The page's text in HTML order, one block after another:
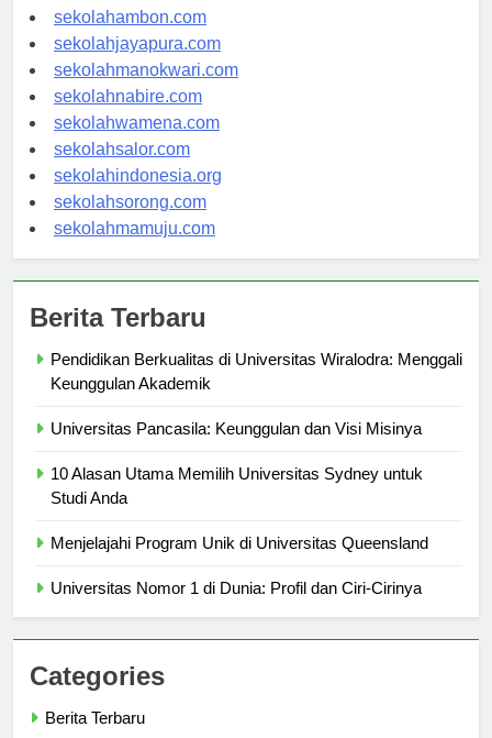
sekolahpontianak.com
sekolahambon.com
sekolahjayapura.com
sekolahmanokwari.com
sekolahnabire.com
sekolahwamena.com
sekolahsalor.com
sekolahindonesia.org
sekolahsorong.com
Pendidikan Berkualitas di Universitas Wiralodra: Menggali
10 Alasan Utama Memilih Universitas Sydney untuk
Categories